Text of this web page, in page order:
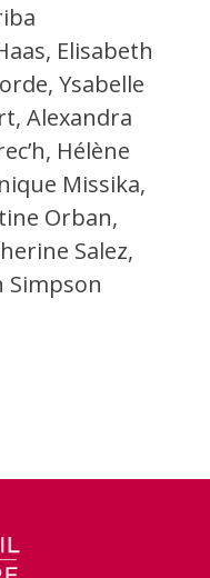
Elisabeth
Ysabelle
Alexandra
Hélène
Missika,
Orban,
Salez,
Simpson